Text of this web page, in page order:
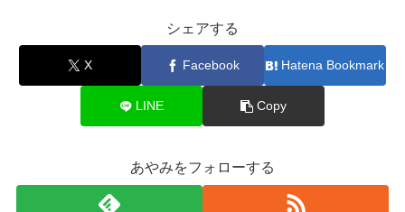
シェアする
X Facebook Hatena Bookmark
LINE Copy
あやみをフォローする